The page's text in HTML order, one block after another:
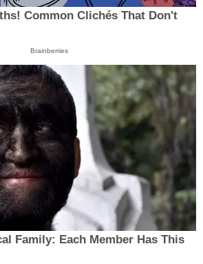
Common Clichés That Don't
Brainberries
Family: Each Member Has This